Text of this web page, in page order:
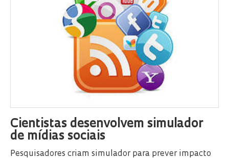
Cientistas desenvolvem simulador
de mídias sociais
Pesquisadores criam simulador para prever impacto